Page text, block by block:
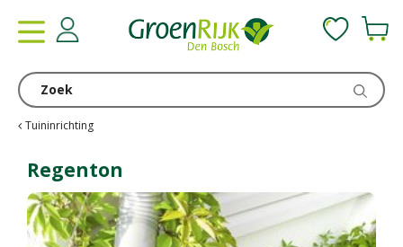
Tuininrichting
Regenton